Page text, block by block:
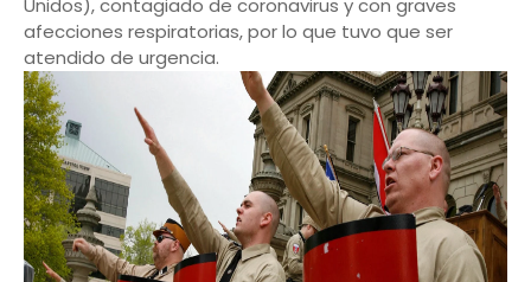
Unidos), contagiado de coronavirus y con graves
afecciones respiratorias, por lo que tuvo que ser
atendido de urgencia.